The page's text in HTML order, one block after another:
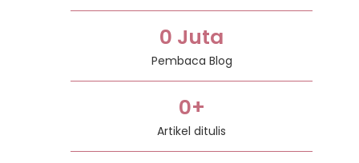
Pembaca Blog
0 Juta
Artikel ditulis
0+